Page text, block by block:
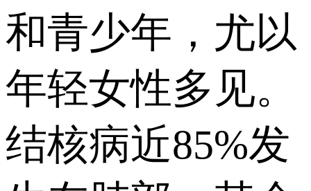
和青少年，尤以
年轻女性多见。
结核病近85%发